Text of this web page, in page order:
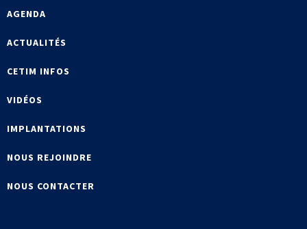
AGENDA
ACTUALITÉS
CETIM INFOS
VIDÉOS
IMPLANTATIONS
NOUS REJOINDRE
NOUS CONTACTER